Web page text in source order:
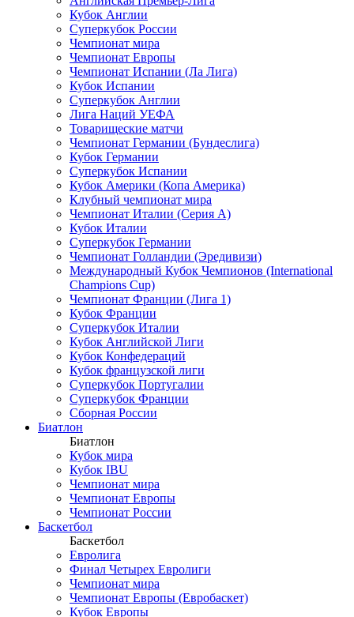
Кубок Англии
Суперкубок России
Чемпионат мира
Чемпионат Европы
Чемпионат Испании (Ла Лига)
Кубок Испании
Суперкубок Англии
Лига Наций УЕФА
Товарищеские матчи
Чемпионат Германии (Бундеслига)
Кубок Германии
Суперкубок Испании
Кубок Америки (Копа Америка)
Клубный чемпионат мира
Чемпионат Италии (Серия А)
Кубок Италии
Суперкубок Германии
Чемпионат Голландии (Эредивизи)
Международный Кубок Чемпионов (International
Champions Cup)
Чемпионат Франции (Лига 1)
Кубок Франции
Суперкубок Италии
Кубок Английской Лиги
Кубок Конфедераций
Кубок французской лиги
Суперкубок Португалии
Суперкубок Франции
Сборная России
Биатлон
Биатлон
Кубок мира
Кубок IBU
Чемпионат мира
Чемпионат Европы
Чемпионат России
Баскетбол
Баскетбол
Евролига
Финал Четырех Евролиги
Чемпионат мира
Чемпионат Европы (Евробаскет)
Кубок Европы